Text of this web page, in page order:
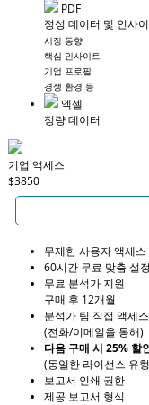
PDF
정성 데이터 및 인사
시장 동향
핵심 인사이트
기업 프로필
경쟁 환경 등
엑셀
정량 데이터
기업 액세스
$3850
무제한 사용자 액세스
60시간 무료 맞춤 설정
무료 분석가 지원
구매 후 12개월
분석가 팀 직접 액세스
(전화/이메일을 통해)
다음 구매 시 25% 할
(동일한 라이선스 유
보고서 인쇄 권한
제공 보고서 형식